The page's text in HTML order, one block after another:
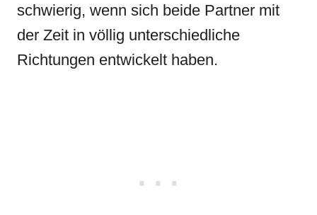
schwierig, wenn sich beide Partner mit
der Zeit in völlig unterschiedliche
Richtungen entwickelt haben.